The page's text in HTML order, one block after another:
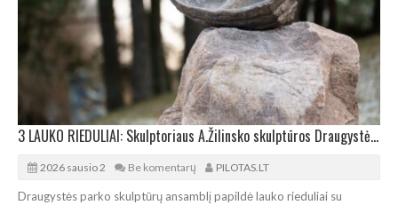
3 LAUKO RIEDULIAI: Skulptoriaus A.Žilinsko skulptūros Draugystės parke
2026 sausio 2 Be komentarų PILOTAS.LT
Draugystės parko skulptūrų ansamblį papildė lauko rieduliai su